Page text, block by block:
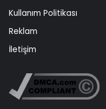
Kullanım Politikası
Reklam
İletişim